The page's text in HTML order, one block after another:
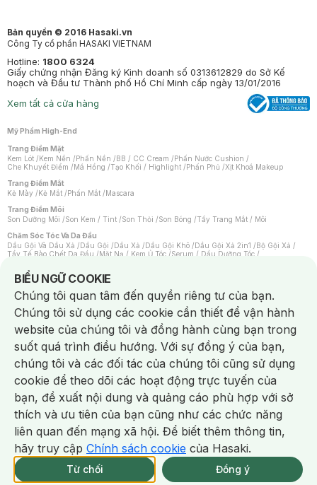
Giao Nhanh Miễn Phí 2H.
tại 337 Chi Nhánh (Trễ tặng 100K)
Bản quyền © 2016 Hasaki.vn
Công Ty cổ phần HASAKI VIETNAM
Hotline: 1800 6324
Giấy chứng nhận Đăng ký Kinh doanh số 0313612829 do Sở Kế
hoạch và Đầu tư Thành phố Hồ Chí Minh cấp ngày 13/01/2016
Xem tất cả cửa hàng
Mỹ Phẩm High-End
Trang Điểm Mặt
Kem Lót /Kem Nền /Phấn Nền /BB / CC Cream /Phấn Nước Cushion /
Che Khuyết Điểm /Má Hồng /Tạo Khối / Highlight /Phấn Phủ /Xịt Khoá Makeup
Trang Điểm Mắt
Kẻ Mày /Kẻ Mắt /Phấn Mắt /Mascara
Trang Điểm Môi
Son Dưỡng Môi /Son Kem / Tint /Son Thỏi /Son Bóng /Tẩy Trang Mắt / Môi
Chăm Sóc Tóc Và Da Đầu
Dầu Gội Và Dầu Xả /Dầu Gội /Dầu Xả /Dầu Gội Khô /Dầu Gội Xả 2in1 /Bộ Gội Xả /
Tẩy Tế Bào Chết Da Đầu /Mặt Nạ / Kem Ủ Tóc /Serum / Dầu Dưỡng Tóc /
Máy Sấy Tóc
Lược
Kem Tẩy Lông/Dụng Cụ Tẩy Lông
Nước Hoa
Nước Hoa Nam Nước Hoa Cao Cấp Xịt Thơm Toàn Thân
Nước Hoa Vùng Kín
Chăm Sóc Cá Nhân
Chống Muỗi
Khẩu Trang Máy Massage Mặt Nạ Xông Hơi/Nước Rửa Tay
Sản Phẩm Chăm Sóc Khác/ Bàn Chải Đánh Răng /Bàn Chải Điện/
Hỗ Trợ Trắng Răng / Kem Đánh Răng Máy Tăm Nước Nước Súc Miệng
Tăm / Chỉ Nha Khoa /Xịt Thơm Miệng / Dung Dịch Vệ Sinh/Dưỡng Vùng Kín/
Khăn Ướt Vệ Sinh Vùng Kín
/Băng Vệ Sinh Tampon Bọt Cạo Râu Dao Cạo Râu/
Máy Cạo Râu
Vấn Đề Về Da
Da Dầu / Lỗ Chân Lông To
Da Khô / Mất Nước /Da Lão Hóa / Da Mụn/
Da Nhạy Cảm / Kích Ứng/Da Xỉn Màu/Thâm / Nám / Tàn Nhang/
Quầng Thâm & Bọng Mắt/ Sẹo
Viêm Da Cơ Địa
Dụng Cụ / Phụ Kiện Chăm Sóc Da
/Khăn Lau Mặt Khô Dụng Cụ / Máy Rửa Mặt/Máy Chăm Sóc Da
Dụng Cụ Chăm Sóc Khác
BIỂU NGỮ COOKIE
Notice about cookies usage
Chúng tôi quan tâm đến quyền riêng tư của bạn.
Chúng tôi sử dụng các cookie cần thiết để vận hành
website của chúng tôi và đồng hành cùng bạn trong
suốt quá trình điều hướng. Với sự đồng ý của bạn,
chúng tôi và các đối tác của chúng tôi cũng sử dụng
cookie để theo dõi các hoạt động trực tuyến của
bạn, đề xuất nội dung và quảng cáo phù hợp với sở
thích và ưu tiên của bạn cũng như các chức năng
liên quan đến mạng xã hội. Để biết thêm thông tin,
hãy truy cập Chính sách cookie của Hasaki.
Từ chối Đồng ý